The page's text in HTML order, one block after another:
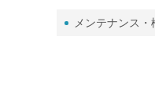
メンテナンス・